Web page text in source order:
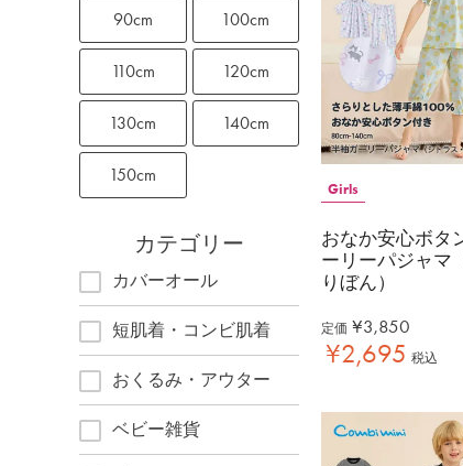
90cm 100cm
110cm 120cm
130cm 140cm
150cm
カテゴリー
カバーオール
短肌着・コンビ肌着
おくるみ・アウター
ベビー雑貨
Girls
おなか安心ボタ
ーリーパジャマ
りぼん）
定価 ¥3,850
¥2,695 税込